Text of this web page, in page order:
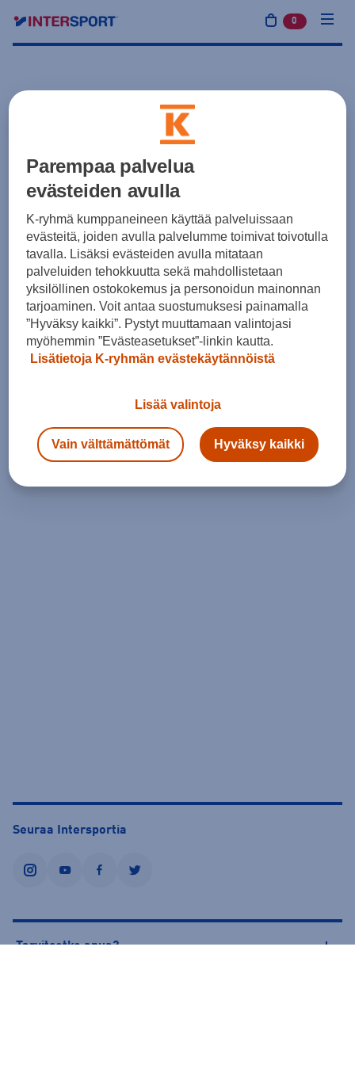
0 tuotetta
Seuraa Intersportia
instagramyoutubefacebooktwitter
Tarvitsetko apua?
Parempaa palvelua
evästeiden avulla
K-ryhmä kumppaneineen käyttää palveluissaan
evästeitä, joiden avulla palvelumme toimivat toivotulla
tavalla. Lisäksi evästeiden avulla mitataan
palveluiden tehokkuutta sekä mahdollistetaan
yksilöllinen ostokokemus ja personoidun mainonnan
tarjoaminen. Voit antaa suostumuksesi painamalla
”Hyväksy kaikki”. Pystyt muuttamaan valintojasi
myöhemmin ”Evästeasetukset”-linkin kautta.
Lisätietoja K-ryhmän evästekäytännöistä
Lisää valintoja
Vain välttämättömät Hyväksy kaikki